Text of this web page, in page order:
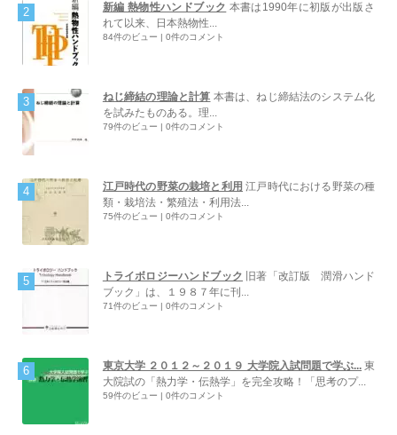
新編 熱物性ハンドブック 本書は1990年に初版が出版さ
れて以来、日本熱物性...
84件のビュー | 0件のコメント
ねじ締結の理論と計算 本書は、ねじ締結法のシステム化
を試みたものある。理...
79件のビュー | 0件のコメント
江戸時代の野菜の栽培と利用 江戸時代における野菜の種
類・栽培法・繁殖法・利用法...
75件のビュー | 0件のコメント
トライボロジーハンドブック
旧著「改訂版 潤滑ハンド
ブック」は、１９８７年に刊...
71件のビュー | 0件のコメント
東京大学 ２０１２～２０１９ 大学院入試問題で学ぶ... 東
大院試の「熱力学・伝熱学」を完全攻略！「思考のプ...
59件のビュー | 0件のコメント